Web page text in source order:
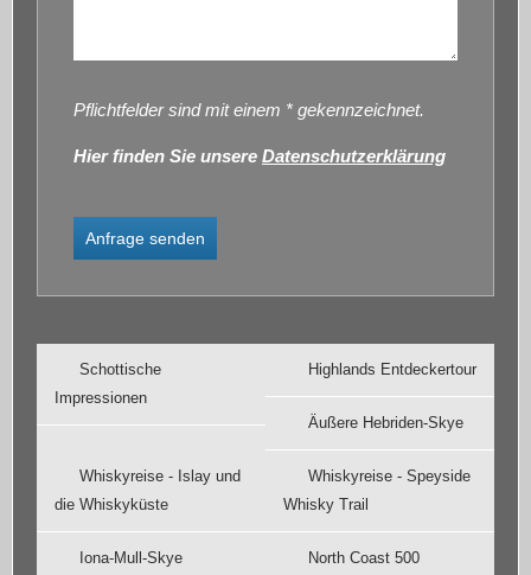
Pflichtfelder sind mit einem * gekennzeichnet.
Hier finden Sie unsere Datenschutzerklärung
Schottische
Impressionen
Highlands Entdeckertour
Äußere Hebriden-Skye
Whiskyreise - Islay und
die Whiskyküste
Whiskyreise - Speyside
Whisky Trail
Iona-Mull-Skye North Coast 500